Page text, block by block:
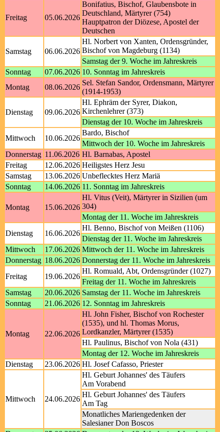
Freitag 05.06.2026
Bonifatius, Bischof, Glaubensbote in
Deutschland, Märtyrer (754)
Hauptpatron der Diözese, Apostel der
Deutschen
Samstag 06.06.2026
Hl. Norbert von Xanten, Ordensgründer,
Bischof von Magdeburg (1134)
Samstag der 9. Woche im Jahreskreis
Sonntag
07.06.2026 10. Sonntag im Jahreskreis
Montag
08.06.2026
Sel. Stefan Sandor, Ordensmann, Märtyrer
(1914-1953)
Dienstag 09.06.2026
Hl. Ephräm der Syrer, Diakon,
Kirchenlehrer (373)
Dienstag der 10. Woche im Jahreskreis
Mittwoch
10.06.2026
Bardo, Bischof
Mittwoch der 10. Woche im Jahreskreis
Donnerstag 11.06.2026 Hl. Barnabas, Apostel
Freitag
12.06.2026 Heiligstes Herz Jesu
Samstag
13.06.2026 Unbeflecktes Herz Mariä
Sonntag
14.06.2026 11. Sonntag im Jahreskreis
Montag 15.06.2026
Hl. Vitus (Veit), Märtyrer in Sizilien (um
304)
Montag der 11. Woche im Jahreskreis
Dienstag
16.06.2026
Hl. Benno, Bischof von Meißen (1106)
Dienstag der 11. Woche im Jahreskreis
Mittwoch
17.06.2026 Mittwoch der 11. Woche im Jahreskreis
Donnerstag 18.06.2026 Donnerstag der 11. Woche im Jahreskreis
Freitag
19.06.2026
Hl. Romuald, Abt, Ordensgründer (1027)
Freitag der 11. Woche im Jahreskreis
Samstag
20.06.2026 Samstag der 11. Woche im Jahreskreis
Sonntag
21.06.2026 12. Sonntag im Jahreskreis
Montag 22.06.2026
Hl. John Fisher, Bischof von Rochester
(1535), und hl. Thomas Morus,
Lordkanzler, Märtyrer (1535)
Hl. Paulinus, Bischof von Nola (431)
Montag der 12. Woche im Jahreskreis
Dienstag
23.06.2026 Hl. Josef Cafasso, Priester
Mittwoch 24.06.2026
Hl. Geburt Johannes' des Täufers
Am Vorabend
Hl. Geburt Johannes' des Täufers
Am Tag
Monatliches Mariengedenken der
Salesianer Don Boscos